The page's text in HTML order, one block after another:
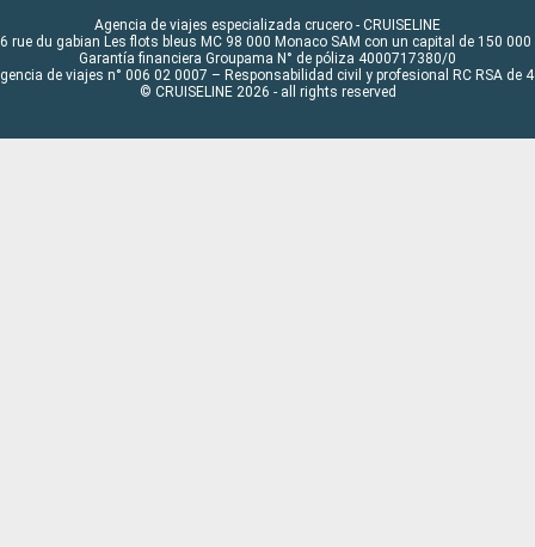
Agencia de viajes especializada crucero - CRUISELINE
rue du gabian Les flots bleus MC 98 000 Monaco SAM con un capital de 150 000
Garantía financiera Groupama N° de póliza 4000717380/0
de viajes n° 006 02 0007 – Responsabilidad civil y profesional RC RSA de
© CRUISELINE 2026 - all rights reserved